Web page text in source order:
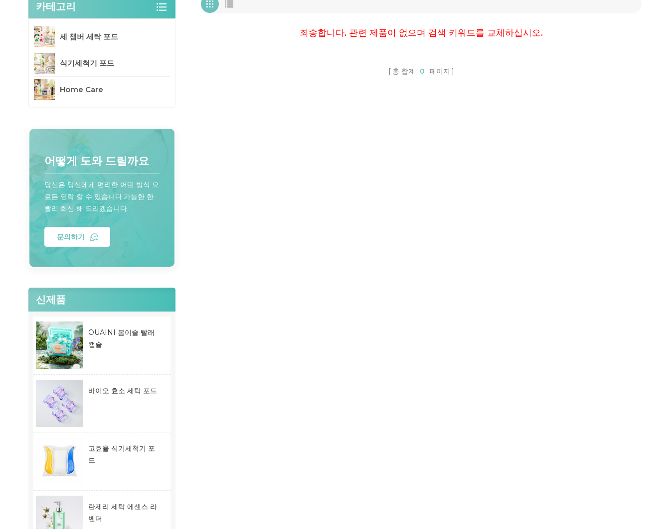
죄송합니다. 관련 제품이 없으며 검색 키워드를 교체하십시오.
총 합계 0 페이지
카테고리
세 챔버 세탁 포드
식기세척기 포드
Home Care
어떻게 도와 드릴까요
당신은 당신에게 편리한 어떤 방식 으
로든 연락 할 수 있습니다.가능한 한
빨리 회신 해 드리겠습니다.
문의하기
신제품
OUAINI 봄이슬 빨래
캡슐
바이오 효소 세탁 포드
고효율 식기세척기 포
드
란제리 세탁 에센스 라
벤더